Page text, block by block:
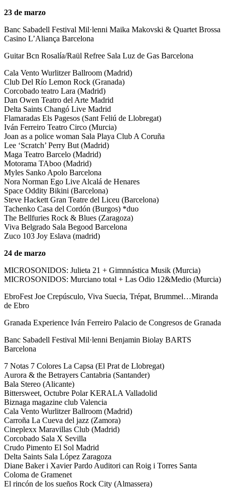
23 de marzo
Banc Sabadell Festival Mil·lenni Maika Makovski & Quartet Brossa
Casino L’Aliança Barcelona
Guitar Bcn Rosalía/Raül Refree Sala Luz de Gas Barcelona
Cala Vento Wurlitzer Ballroom (Madrid)
Club Del Río Lemon Rock (Granada)
Corcobado teatro Lara (Madrid)
Dan Owen Teatro del Arte Madrid
Delta Saints Changó Live Madrid
Flamaradas Els Pagesos (Sant Feliú de Llobregat)
Iván Ferreiro Teatro Circo (Murcia)
Joan as a police woman Sala Playa Club A Coruña
Lee ‘Scratch’ Perry But (Madrid)
Maga Teatro Barcelo (Madrid)
Motorama TAboo (Madrid)
Myles Sanko Apolo Barcelona
Nora Norman Ego Live Alcalá de Henares
Space Oddity Bikini (Barcelona)
Steve Hackett Gran Teatre del Liceu (Barcelona)
Tachenko Casa del Cordón (Burgos) *duo
The Bellfuries Rock & Blues (Zaragoza)
Viva Belgrado Sala Begood Barcelona
Zuco 103 Joy Eslava (madrid)
24 de marzo
MICROSONIDOS: Julieta 21 + Gimnnástica Musik (Murcia)
MICROSONIDOS: Murciano total + Las Odio 12&Medio (Murcia)
EbroFest Joe Crepúsculo, Viva Suecia, Trépat, Brummel…Miranda
de Ebro
Granada Experience Iván Ferreiro Palacio de Congresos de Granada
Banc Sabadell Festival Mil·lenni Benjamin Biolay BARTS
Barcelona
7 Notas 7 Colores La Capsa (El Prat de Llobregat)
Aurora & the Betrayers Cantabria (Santander)
Bala Stereo (Alicante)
Bittersweet, Octubre Polar KERALA Valladolid
Biznaga magazine club Valencia
Cala Vento Wurlitzer Ballroom (Madrid)
Carroña La Cueva del jazz (Zamora)
Cineplexx Maravillas Club (Madrid)
Corcobado Sala X Sevilla
Crudo Pimento El Sol Madrid
Delta Saints Sala López Zaragoza
Diane Baker i Xavier Pardo Auditori can Roig i Torres Santa
Coloma de Gramenet
El rincón de los sueños Rock City (Almassera)